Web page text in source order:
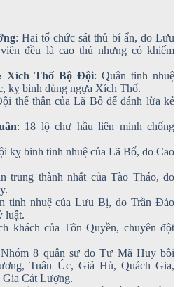
: Hai tổ chức sát thủ bí ẩn, do Lưu
đều là cao thủ nhưng có khiếm
Xích Thố Bộ Đội: Quân tinh nhuệ
kỵ binh dùng ngựa Xích Thố.
thế thân của Lã Bố để đánh lừa kẻ
: 18 lộ chư hầu liên minh chống
kỵ binh tinh nhuệ của Lã Bố, do Cao
trung thành nhất của Tào Tháo, do
tinh nhuệ của Lưu Bị, do Trần Đáo
luật.
khách của Tôn Quyền, chuyên đột
8 quân sư do Tư Mã Huy bồi
Tuân Úc, Giả Hủ, Quách Gia,
Cát Lượng.